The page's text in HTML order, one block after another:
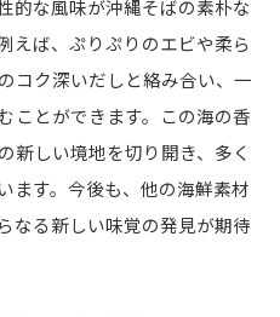
的な風味が沖縄そばの素朴な
えば、ぷりぷりのエビや柔ら
コク深いだしと絡み合い、一
ことができます。この海の香
新しい境地を切り開き、多く
ます。今後も、他の海鮮素材
なる新しい味覚の発見が期待